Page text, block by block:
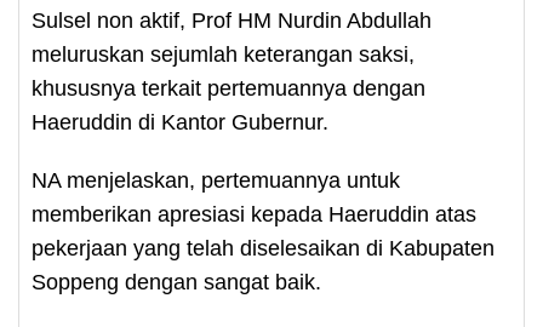
Sulsel non aktif, Prof HM Nurdin Abdullah
meluruskan sejumlah keterangan saksi,
khususnya terkait pertemuannya dengan
Haeruddin di Kantor Gubernur.
NA menjelaskan, pertemuannya untuk
memberikan apresiasi kepada Haeruddin atas
pekerjaan yang telah diselesaikan di Kabupaten
Soppeng dengan sangat baik.